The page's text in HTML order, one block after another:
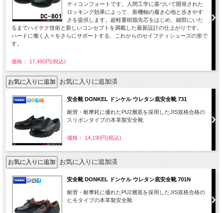
ティコンフォートです。人間工学に基づいて開発された
ロッキング効果によって、新機軸の履き心地と歩きやす
さを提供します。超軽量樹脂先芯をはじめ、細部にいた
るまでハイテク技術と新しいコンセプトを満載した最新設計の仕上がりです。
ハードに働く人々をさらにサポートする、これからのセイフティシューズの形で
す。
価格： 17,490円(税込)
お気に入りに追加済
安全靴 DONKEL ドンケル ウレタン底安全靴 731
耐滑・耐摩耗に優れたPU2層底を採用したJIS規格合格の
スリポンタイプの本革製安全靴
価格： 14,190円(税込)
お気に入りに追加済
安全靴 DONKEL ドンケル ウレタン底安全靴 701N
耐滑・耐摩耗に優れたPU2層底を採用したJIS規格合格の
ヒモタイプの本革製安全靴